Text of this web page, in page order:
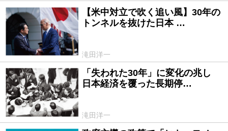
2024/05/22
【米中対立で吹く追い風】30年の
トンネルを抜けた日本 …
滝田洋一
2024/04/25
「失われた30年」に変化の兆し
日本経済を覆った長期停…
滝田洋一